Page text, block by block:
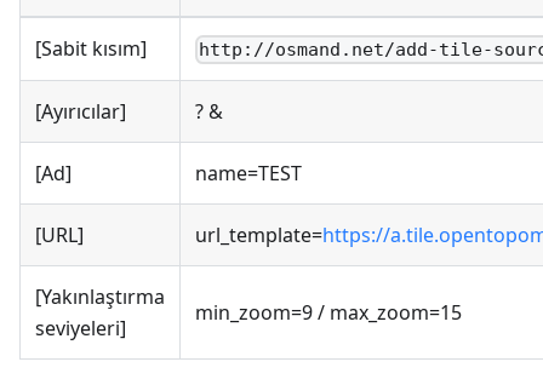
[Sabit kısım] http://osmand.net/add-tile-
[Ayırıcılar] ? &
[Ad] name=TEST
[URL] url_template=https://
[Yakınlaştırma
seviyeleri]
min_zoom=9 / max_zoom=15